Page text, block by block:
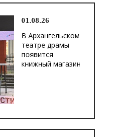
01.08.26
В Архангельском
театре драмы
появится
книжный магазин